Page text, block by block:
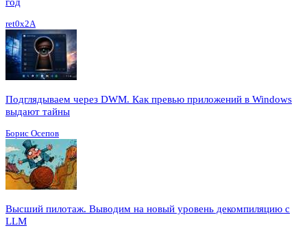
год
ret0x2A
Подглядываем через DWM. Как превью приложений в Windows
выдают тайны
Борис Осепов
Высший пилотаж. Выводим на новый уровень декомпиляцию с
LLM